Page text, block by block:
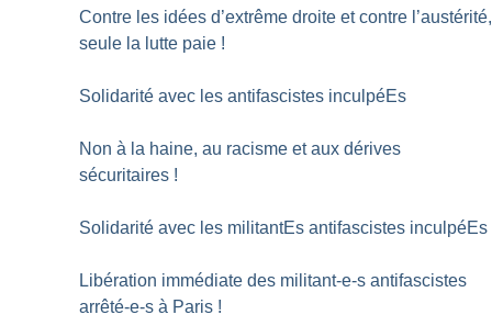
Contre les idées d’extrême droite et contre l’austérité,
seule la lutte paie !
Solidarité avec les antifascistes inculpéEs
Non à la haine, au racisme et aux dérives
sécuritaires !
Solidarité avec les militantEs antifascistes inculpéEs
Libération immédiate des militant-e-s antifascistes
arrêté-e-s à Paris !